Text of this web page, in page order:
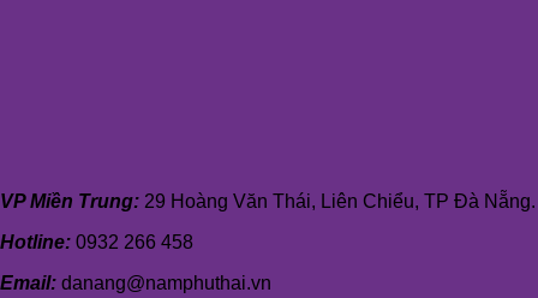
VP Miền Trung: 29 Hoàng Văn Thái, Liên Chiểu, TP Đà Nẵng.
Hotline: 0932 266 458
Email: danang@namphuthai.vn